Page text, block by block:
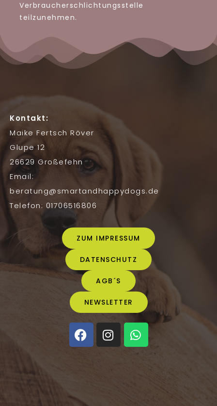
Verbraucherschlichtungsstelle
teilzunehmen.
Kontakt:
Maike Fertsch Röver
Glupe 12
26629 Großefehn
Email:
beratung@smartandhappydogs.de
Telefon: 01706516806
ZUM IMPRESSUM
DATENSCHUTZ
AGB´S
NEWSLETTER